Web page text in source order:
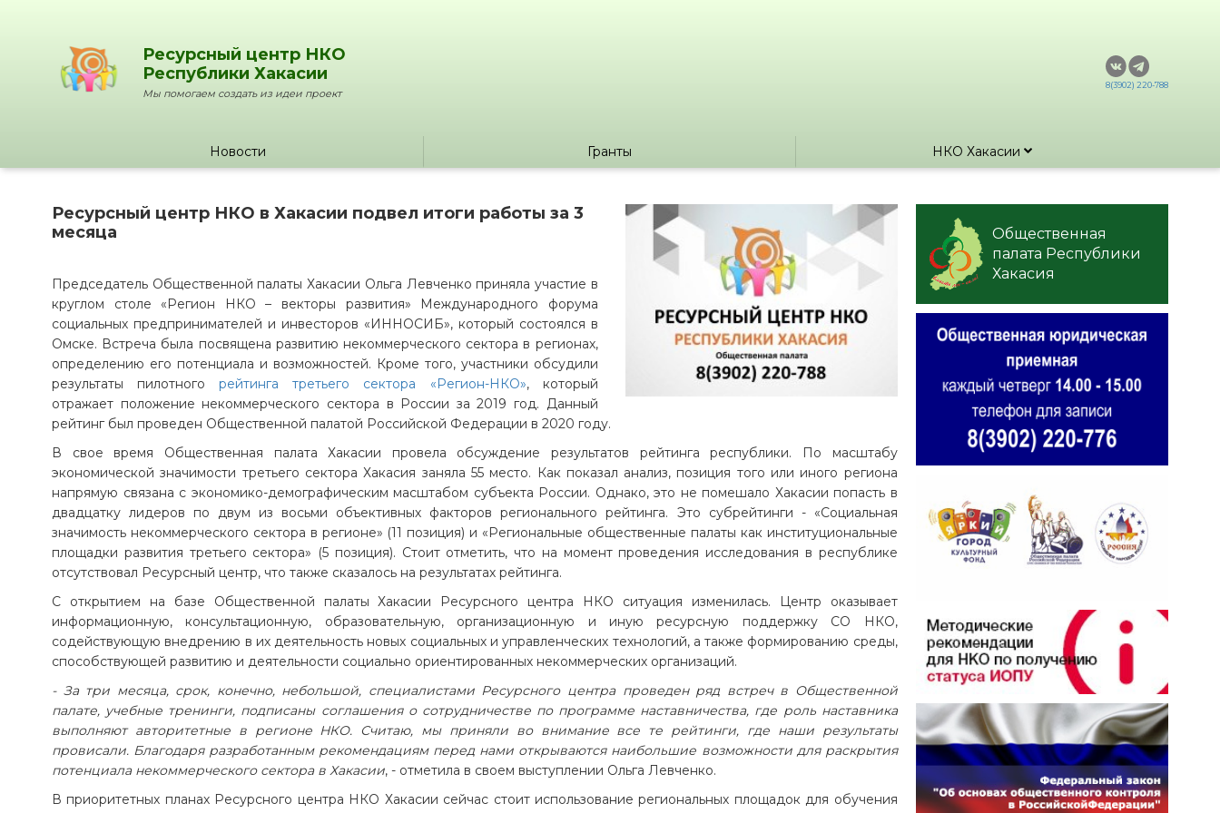
Ресурсный центр НКО
Республики Хакасии
Мы помогаем создать из идеи проект
8(3902) 220-788
Новости Гранты НКО Хакасии
Общественная
палата Республики
Хакасия
Ресурсный центр НКО в Хакасии подвел итоги работы за 3
месяца
Председатель Общественной палаты Хакасии Ольга Левченко приняла участие в
круглом столе «Регион НКО – векторы развития» Международного форума
социальных предпринимателей и инвесторов «ИННОСИБ», который состоялся в
Омске. Встреча была посвящена развитию некоммерческого сектора в регионах,
определению его потенциала и возможностей. Кроме того, участники обсудили
результаты пилотногорейтинга третьего сектора «Регион-НКО», который
отражает положение некоммерческого сектора в России за 2019 год. Данный
рейтинг был проведен Общественной палатой Российской Федерации в 2020 году.
В свое время Общественная палата Хакасии провела обсуждение результатов рейтинга республики. По масштабу
экономической значимости третьего сектора Хакасия заняла 55 место. Как показал анализ, позиция того или иного региона
напрямую связана с экономико-демографическим масштабом субъекта России. Однако, это не помешало Хакасии попасть в
двадцатку лидеров по двум из восьми объективных факторов регионального рейтинга. Это субрейтинги - «Социальная
значимость некоммерческого сектора в регионе» (11 позиция) и «Региональные общественные палаты как институциональные
площадки развития третьего сектора» (5 позиция). Стоит отметить, что на момент проведения исследования в республике
отсутствовал Ресурсный центр, что также сказалось на результатах рейтинга.
С открытием на базе Общественной палаты Хакасии Ресурсного центра НКО ситуация изменилась. Центр оказывает
информационную, консультационную, образовательную, организационную и иную ресурсную поддержку СО НКО,
содействующую внедрению в их деятельность новых социальных и управленческих технологий, а также формированию среды,
способствующей развитию и деятельности социально ориентированных некоммерческих организаций.
- За три месяца, срок, конечно, небольшой, специалистами Ресурсного центра проведен ряд встреч в Общественной
палате, учебные тренинги, подписаны соглашения о сотрудничестве по программе наставничества, где роль наставника
выполняют авторитетные в регионе НКО. Считаю, мы приняли во внимание все те рейтинги, где наши результаты
провисали. Благодаря разработанным рекомендациям перед нами открываются наибольшие возможности для раскрытия
потенциала некоммерческого сектора в Хакасии, - отметила в своем выступлении Ольга Левченко.
В приоритетных планах Ресурсного центра НКО Хакасии сейчас стоит использование региональных площадок для обучения